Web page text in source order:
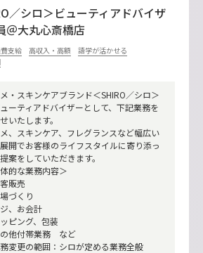
／シロ＞ビューティアドバイザ
＠大丸心斎橋店
支給 高収入・高額
語学が活かせる
・スキンケアブランド＜SHIRO／シロ＞
ーティアドバイザーとして、下記業務を
いたします。
、スキンケア、フレグランスなど幅広い
開でお客様のライフスタイルに寄り添っ
案をしていただきます。
的な業務内容＞
販売
づくり
、お会計
ピング、包装
の他付帯業務 など
変更の範囲：シロが定める業務全般